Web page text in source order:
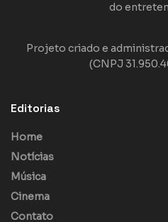
do
Projeto criado e
(CNPJ
Editorias
Home
Notícias
Música
Cinema
Contato